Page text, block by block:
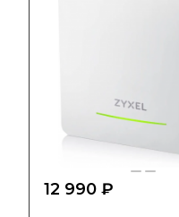
12 990 ₽